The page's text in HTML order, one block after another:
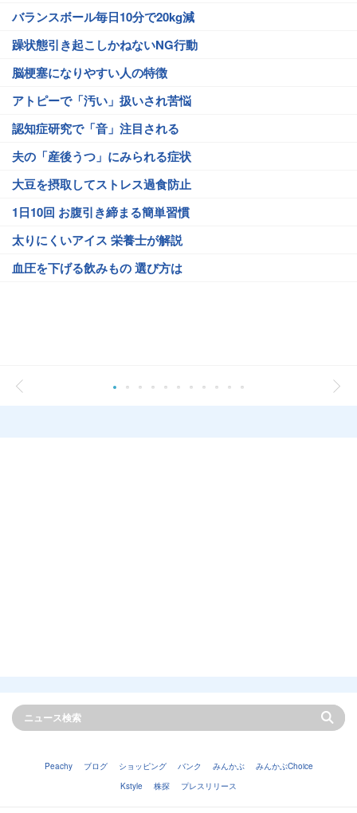
バランスボール毎日10分で20kg減
躁状態引き起こしかねないNG行動
脳梗塞になりやすい人の特徴
アトピーで「汚い」扱いされ苦悩
認知症研究で「音」注目される
夫の「産後うつ」にみられる症状
大豆を摂取してストレス過食防止
1日10回 お腹引き締まる簡単習慣
太りにくいアイス 栄養士が解説
血圧を下げる飲みもの 選び方は
Peachy ブログ ショッピング バンク みんかぶ
みんかぶChoice
Kstyle
株探 プレスリリース